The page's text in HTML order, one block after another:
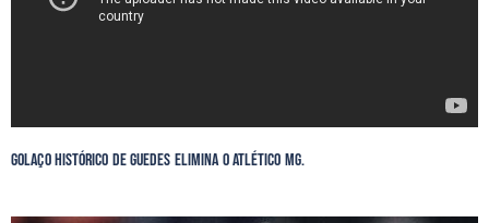
Golaço Histórico de Guedes Elimina o Atlético MG.